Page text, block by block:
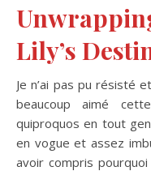
Lily’s
Je n’ai pas pu résisté
beaucoup aimé
quiproquos en tout
en vogue et assez
avoir compris